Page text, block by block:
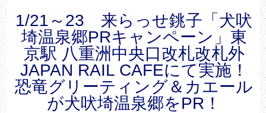
1/21～23 来らっせ銚子「犬吠
埼温泉郷PRキャンペーン」東
京駅 八重洲中央口改札改札外
JAPAN RAIL CAFEにて実施！
恐竜グリーティング＆カエール
が犬吠埼温泉郷をPR！